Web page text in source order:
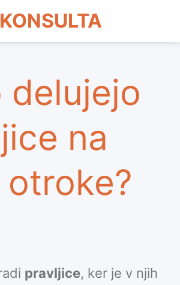
delujejo
na
otroke?
pravljice, ker je v njih